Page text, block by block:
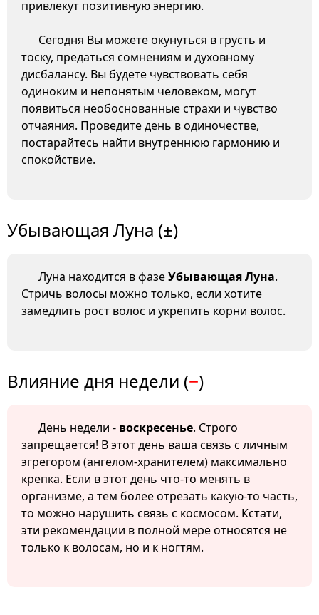
привлекут позитивную энергию.
Сегодня Вы можете окунуться в грусть и
тоску, предаться сомнениям и духовному
дисбалансу. Вы будете чувствовать себя
одиноким и непонятым человеком, могут
появиться необоснованные страхи и чувство
отчаяния. Проведите день в одиночестве,
постарайтесь найти внутреннюю гармонию и
спокойствие.
Убывающая Луна (±)
Луна находится в фазеУбывающая Луна.
Стричь волосы можно только, если хотите
замедлить рост волос и укрепить корни волос.
Влияние дня недели (−)
День недели - воскресенье. Строго
запрещается! В этот день ваша связь с личным
эгрегором (ангелом-хранителем) максимально
крепка. Если в этот день что-то менять в
организме, а тем более отрезать какую-то часть,
то можно нарушить связь с космосом. Кстати,
эти рекомендации в полной мере относятся не
только к волосам, но и к ногтям.